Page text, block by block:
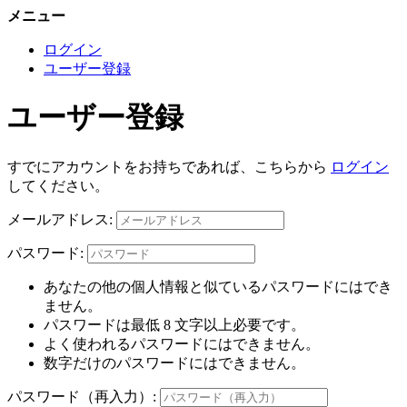
メニュー
ログイン
ユーザー登録
ユーザー登録
すでにアカウントをお持ちであれば、こちらから ログイン
してください。
メールアドレス:
パスワード:
あなたの他の個人情報と似ているパスワードにはでき
ません。
パスワードは最低 8 文字以上必要です。
よく使われるパスワードにはできません。
数字だけのパスワードにはできません。
パスワード（再入力）: